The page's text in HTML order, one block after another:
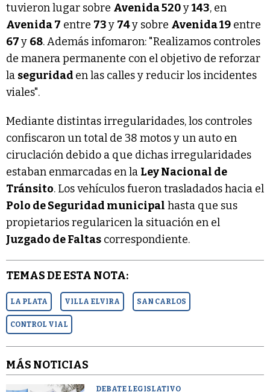
tuvieron lugar sobre Avenida 520y143, en
Avenida 7 entre 73y 74y sobre Avenida 19 entre
67y 68. Además infomaron: "Realizamos controles
de manera permanente con el objetivo de reforzar
la seguridad en las calles y reducir los incidentes
viales".
Mediante distintas irregularidades, los controles
confiscaron un total de 38 motos y un auto en
ciruclación debido a que dichas irregularidades
estaban enmarcadas en la Ley Nacional de
Tránsito. Los vehículos fueron trasladados hacia el
Polo de Seguridad municipal hasta que sus
propietarios regularicen la situación en el
Juzgado de Faltas correspondiente.
TEMAS DE ESTA NOTA:
LA PLATA VILLA ELVIRA SAN CARLOS
CONTROL VIAL
MÁS NOTICIAS
DEBATE LEGISLATIVO